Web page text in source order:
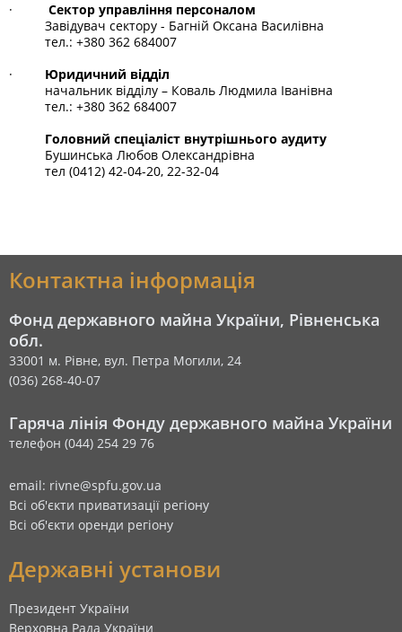
·
Сектор управління персоналом
Завідувач сектору - Багній Оксана Василівна
тел.: +380 362 684007
· Юридичний відділ
начальник відділу – Коваль Людмила Іванівна
тел.: +380 362 684007
Головний спеціаліст внутрішнього аудиту
Бушинська Любов Олександрівна
тел (0412) 42-04-20, 22-32-04
Контактна інформація
Фонд державного майна України, Рівненська
обл.
33001 м. Рівне, вул. Петра Могили, 24
(036) 268-40-07
Гаряча лінія Фонду державного майна України
телефон (044) 254 29 76
email: rivne@spfu.gov.ua
Всі об'єкти приватизації регіону
Всі об'єкти оренди регіону
Державні установи
Президент України
Верховна Рада України